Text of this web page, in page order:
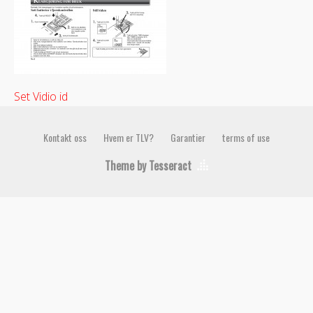
Set Vidio id
Kontakt oss Hvem er TLV? Garantier terms of use
Theme by Tesseract